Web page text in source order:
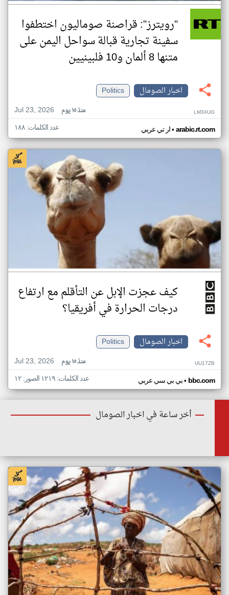
"رويترز": قراصنة صوماليون اختطفوا
سفينة تجارية قبالة سواحل اليمن على
متنها 8 ألمان و10 فلبينيين
اخبار الصومال
Politics
Jul 23, 2026
منذ ١٥ يوم LM34UG
ار تي عربي• arabic.rt.com عدد الكلمات: ١٨٨
كيف عجزت الإبل عن التأقلم مع ارتفاع
درجات الحرارة في أفريقيا؟
اخبار الصومال
Politics
Jul 23, 2026
منذ ١٥ يوم UU17ZB
بي بي سي عربي• bbc.com عدد الكلمات: ١٢١٩ الصور: ١٢
أخر ساعة في اخبار الصومال